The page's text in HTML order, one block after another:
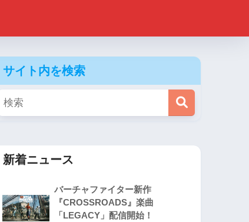
サイト内を検索
新着ニュース
バーチャファイター新作
『CROSSROADS』楽曲
「LEGACY」配信開始！